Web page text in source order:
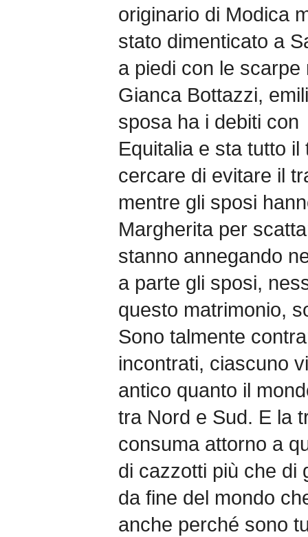
originario di Modica
stato dimenticato a
a piedi con le
Gianca Bottazzi,
sposa ha i debiti con
Equitalia e sta tutto
cercare di evitare il
mentre gli sposi
Margherita per
stanno annegando
a parte gli sposi,
questo matrimonio,
Sono talmente
incontrati, ciascuno
antico quanto il
tra Nord e Sud. E la
consuma attorno a
di cazzotti più che di
da fine del mondo
anche perché sono